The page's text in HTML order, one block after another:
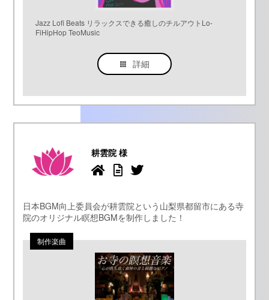
Jazz Lofi Beats リラックスできる癒しのチルアウトLo-
FiHipHop TeoMusic
詳細
耕雲院 様
日本BGM向上委員会が耕雲院という山梨県都留市にある寺
院のオリジナル瞑想BGMを制作しました！